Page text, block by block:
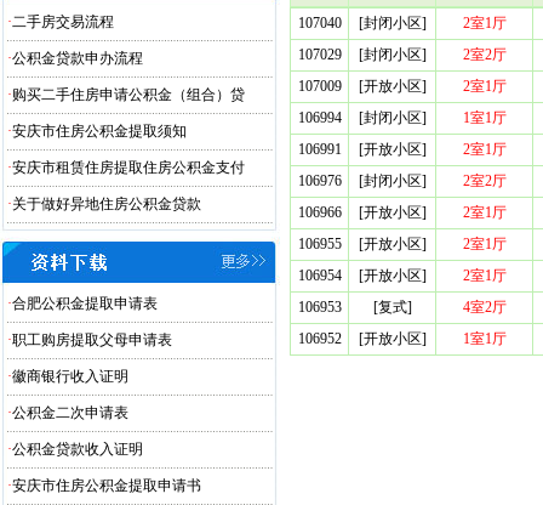
·二手房交易流程
·公积金贷款申办流程
·购买二手住房申请公积金（组合）贷
·安庆市住房公积金提取须知
·安庆市租赁住房提取住房公积金支付
·关于做好异地住房公积金贷款
·合肥公积金提取申请表
·职工购房提取父母申请表
·徽商银行收入证明
·公积金二次申请表
·公积金贷款收入证明
·安庆市住房公积金提取申请书
107040
[封闭小区]
2室1厅
107029
[封闭小区]
2室2厅
107009
[开放小区]
2室1厅
106994
[封闭小区]
1室1厅
106991
[开放小区]
2室1厅
106976
[封闭小区]
2室2厅
106966
[开放小区]
2室1厅
106955
[开放小区]
2室1厅
106954
[开放小区]
2室1厅
106953
[复式]
4室2厅
106952
[开放小区] 1室1厅